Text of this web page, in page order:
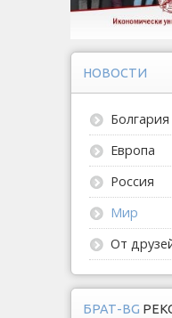
НОВОСТИ
Болгария
Европа
Россия
Мир
От
БРАТ-BG